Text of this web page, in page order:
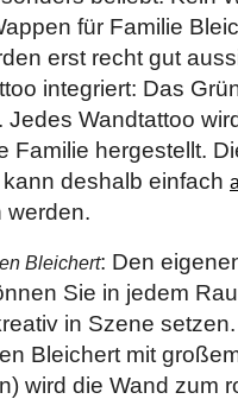
für Familie
erst recht gut
integriert: Das
Jedes Wandtattoo
Familie hergestellt.
deshalb einfach
werden.
Bleichert: Den
Sie in jedem
in Szene
Bleichert mit
wird die Wand zum